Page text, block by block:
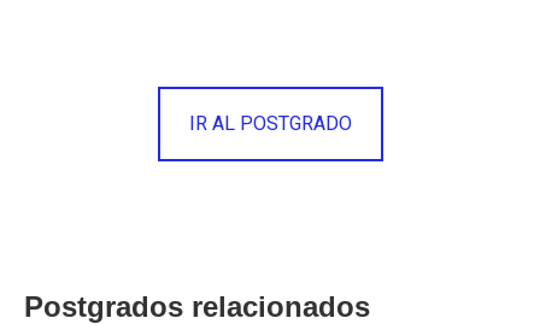
IR AL POSTGRADO
Postgrados relacionados